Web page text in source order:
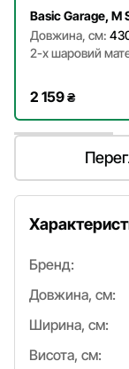
Basic Garage, M
Довжина, см:
2-х шаровий
2 159₴
Бренд:
Довжина, см:
Ширина, см:
Висота, см: